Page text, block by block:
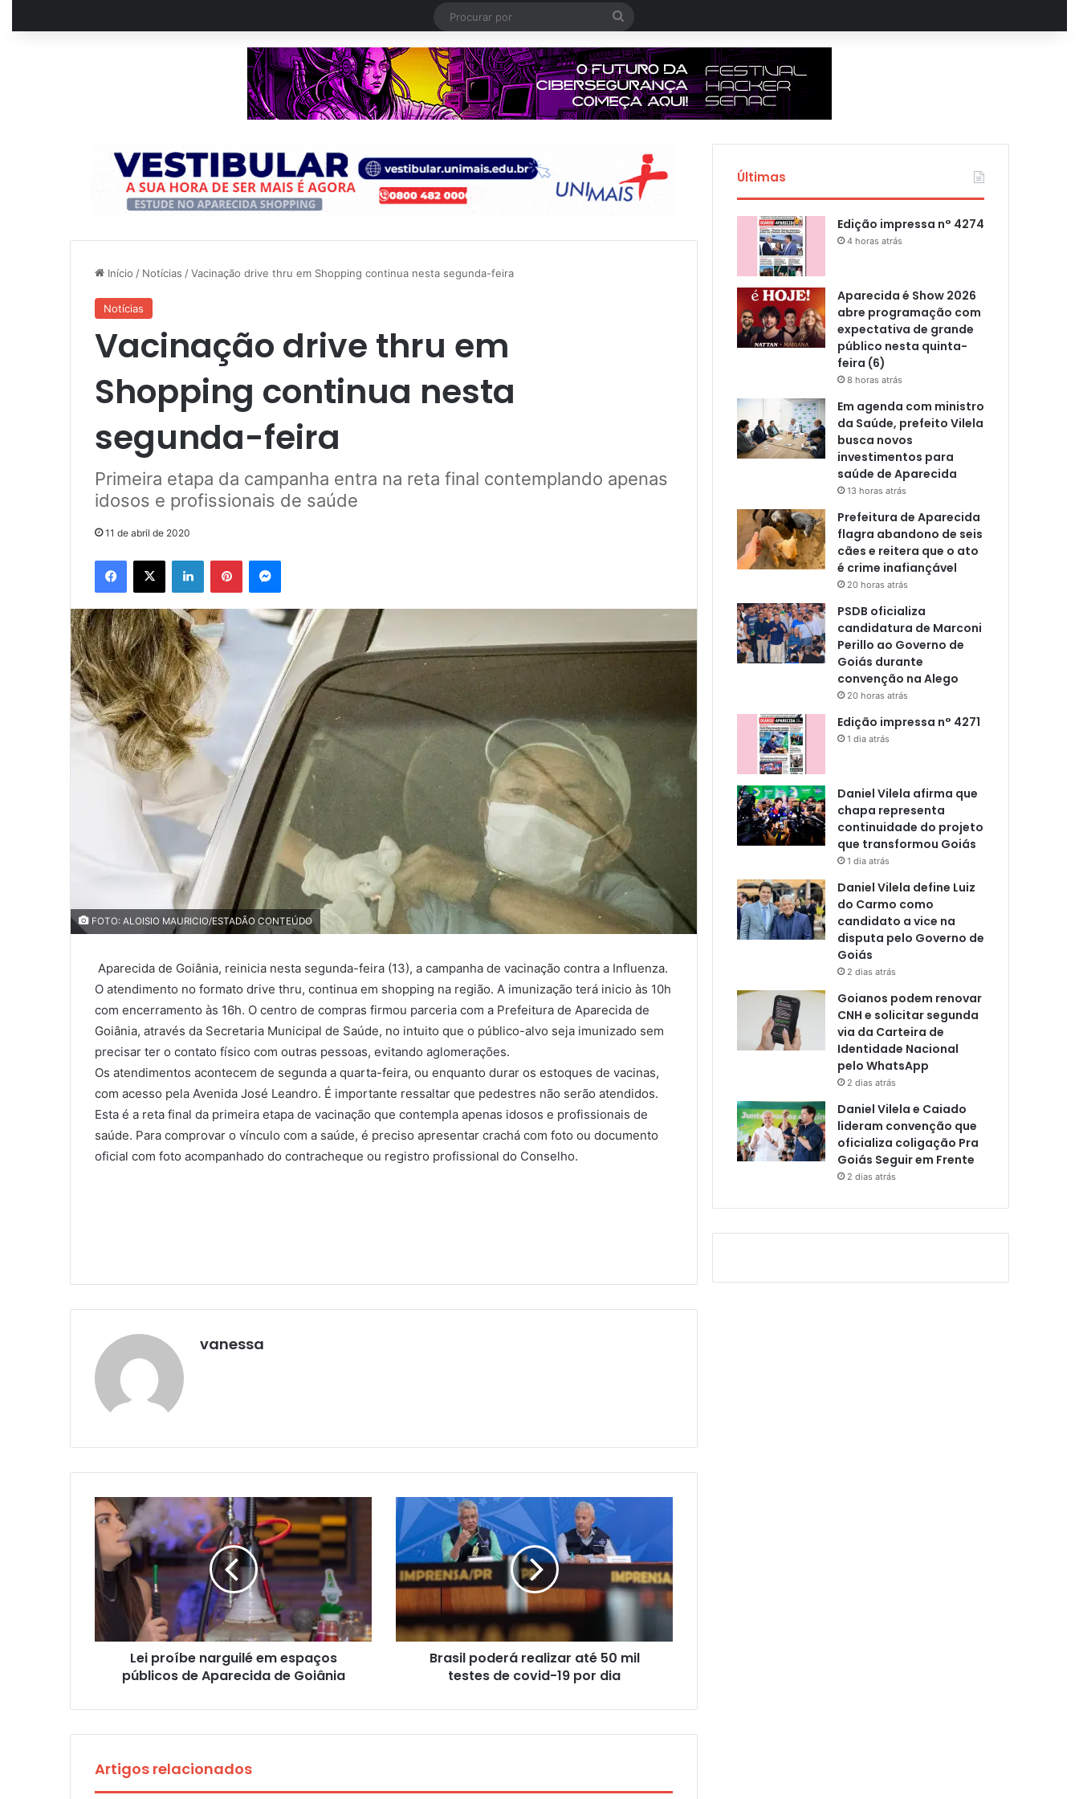
Procurar
por
Início / Notícias /Vacinação drive thru em Shopping continua nesta segunda-feira
Notícias
Vacinação drive thru em
Shopping continua nesta
segunda-feira
Primeira etapa da campanha entra na reta final contemplando apenas
idosos e profissionais de saúde
11 de abril de 2020
Facebook
X LinkedinPinterestMessenger
FOTO: ALOISIO MAURICIO/ESTADÃO CONTEÚDO
Aparecida de Goiânia, reinicia nesta segunda-feira (13), a campanha de vacinação contra a Influenza.
O atendimento no formato drive thru, continua em shopping na região. A imunização terá inicio às 10h
com encerramento às 16h. O centro de compras firmou parceria com a Prefeitura de Aparecida de
Goiânia, através da Secretaria Municipal de Saúde, no intuito que o público-alvo seja imunizado sem
precisar ter o contato físico com outras pessoas, evitando aglomerações.
Os atendimentos acontecem de segunda a quarta-feira, ou enquanto durar os estoques de vacinas,
com acesso pela Avenida José Leandro. É importante ressaltar que pedestres não serão atendidos.
Esta é a reta final da primeira etapa de vacinação que contempla apenas idosos e profissionais de
saúde. Para comprovar o vínculo com a saúde, é preciso apresentar crachá com foto ou documento
oficial com foto acompanhado do contracheque ou registro profissional do Conselho.
vanessa
Lei proíbe narguilé em espaços
públicos de Aparecida de Goiânia
Brasil poderá realizar até 50 mil
testes de covid-19 por dia
Artigos relacionados
Últimas
Edição impressa n° 4274
4 horas atrás
Aparecida é Show 2026
abre programação com
expectativa de grande
público nesta quinta-
feira (6)
8 horas atrás
Em agenda com ministro
da Saúde, prefeito Vilela
busca novos
investimentos para
saúde de Aparecida
13 horas atrás
Prefeitura de Aparecida
flagra abandono de seis
cães e reitera que o ato
é crime inafiançável
20 horas atrás
PSDB oficializa
candidatura de Marconi
Perillo ao Governo de
Goiás durante
convenção na Alego
20 horas atrás
Edição impressa n° 4271
1 dia atrás
Daniel Vilela afirma que
chapa representa
continuidade do projeto
que transformou Goiás
1 dia atrás
Daniel Vilela define Luiz
do Carmo como
candidato a vice na
disputa pelo Governo de
Goiás
2 dias atrás
Goianos podem renovar
CNH e solicitar segunda
via da Carteira de
Identidade Nacional
pelo WhatsApp
2 dias atrás
Daniel Vilela e Caiado
lideram convenção que
oficializa coligação Pra
Goiás Seguir em Frente
2 dias atrás